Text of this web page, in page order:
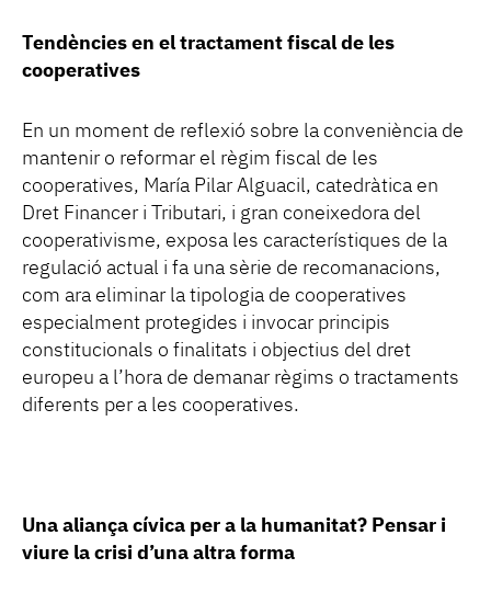
Tendències en el tractament fiscal de les
cooperatives
En un moment de reflexió sobre la conveniència de
mantenir o reformar el règim fiscal de les
cooperatives, María Pilar Alguacil, catedràtica en
Dret Financer i Tributari, i gran coneixedora del
cooperativisme, exposa les característiques de la
regulació actual i fa una sèrie de recomanacions,
com ara eliminar la tipologia de cooperatives
especialment protegides i invocar principis
constitucionals o finalitats i objectius del dret
europeu a l’hora de demanar règims o tractaments
diferents per a les cooperatives.
Una aliança cívica per a la humanitat? Pensar i
viure la crisi d’una altra forma